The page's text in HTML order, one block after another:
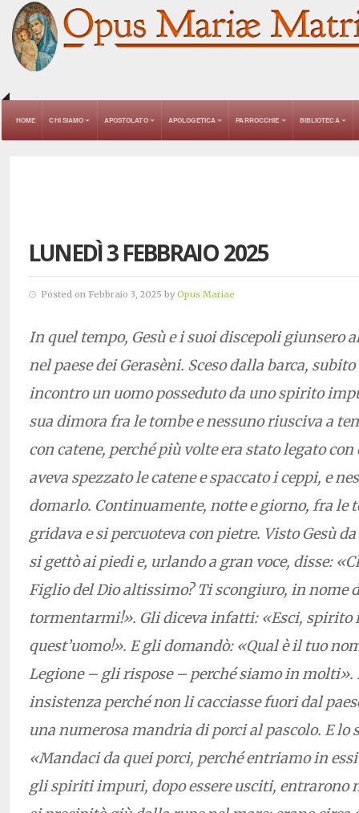
HOME CHI SIAMO APOSTOLATO APOLOGETICA PARROCCHIE BIBLIOTECA
LUNEDÌ 3 FEBBRAIO 2025
Posted on Febbraio 3, 2025 by Opus Mariae
In quel tempo, Gesù e i suoi discepoli giunsero
nel paese dei Gerasèni. Sceso dalla barca,
incontro un uomo posseduto da uno spirito
sua dimora fra le tombe e nessuno riusciva a
con catene, perché più volte era stato legato con
aveva spezzato le catene e spaccato i ceppi, e
domarlo. Continuamente, notte e giorno, fra le
gridava e si percuoteva con pietre. Visto Gesù
si gettò ai piedi e, urlando a gran voce, disse:
Figlio del Dio altissimo? Ti scongiuro, in nome
tormentarmi!». Gli diceva infatti: «Esci, spirito
quest’uomo!». E gli domandò: «Qual è il tuo
Legione – gli rispose – perché siamo in molti».
insistenza perché non li cacciasse fuori dal
una numerosa mandria di porci al pascolo. E lo
«Mandaci da quei porci, perché entriamo in
gli spiriti impuri, dopo essere usciti, entrarono